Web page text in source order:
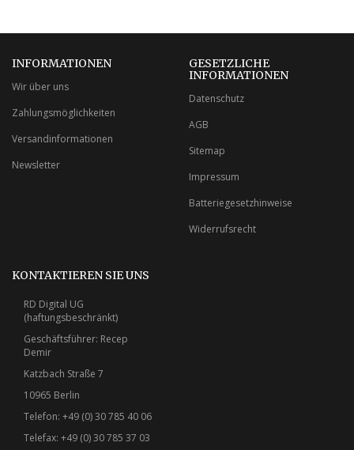
INFORMATIONEN
Wir über uns
Zahlungsmöglichkeiten
Versandinformationen
Newsletter
GESETZLICHE
INFORMATIONEN
Datenschutz
AGB
Sitemap
Impressum
Batteriegesetzhinweise
Widerrufsrecht
KONTAKTIEREN SIE UNS
RD Digital UG
(haftungsbeschränkt)
Geschäftsführer: Recep
Demir
Katzbach Straße 7
10965 Berlin
Telefon: +49 (0) 30 785 40 06
Telefax: +49 (0) 30 785 37 03